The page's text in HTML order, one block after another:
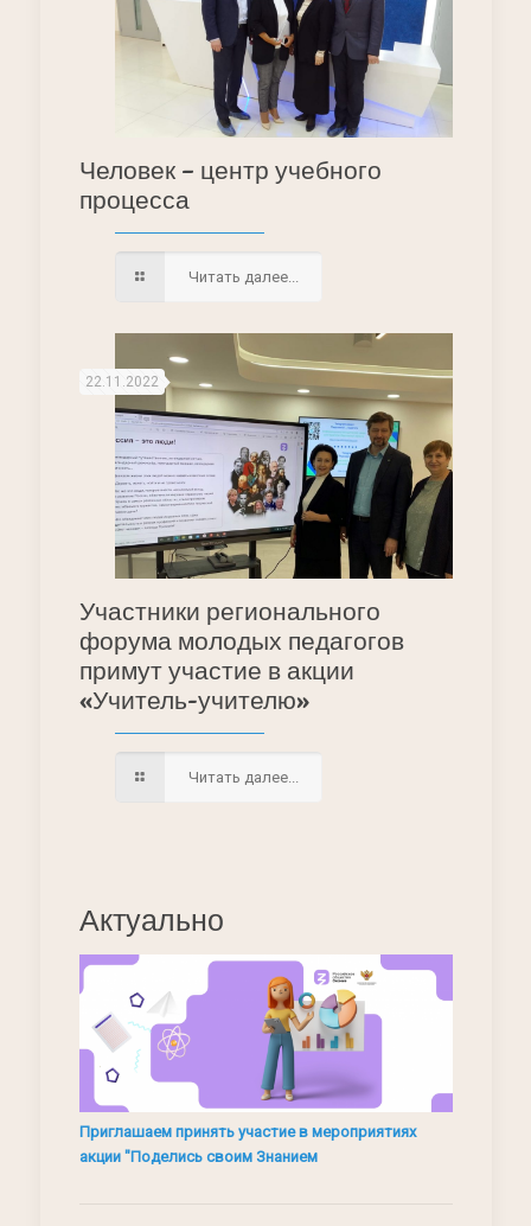
Человек – центр учебного
процесса
Читать далее...
22.11.2022
Участники регионального
форума молодых педагогов
примут участие в акции
«Учитель-учителю»
Читать далее...
Актуально
Приглашаем принять участие в мероприятиях
акции "Поделись своим Знанием